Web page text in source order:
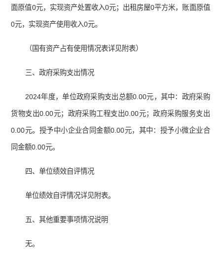
面原值0元，实现资产处置收入0元；出租房屋0平方米，账面原值
0元，实现资产使用收入0元。
（国有资产占有使用情况表详见附表）
三、政府采购支出情况
2024年度，单位政府采购支出总额0.00元，其中：政府采购
货物支出0.00元；政府采购工程支出0.00元；政府采购服务支出
0.00元。授予中小企业合同金额0.00元，其中：授予小微企业合
同金额0.00元。
四、单位绩效自评情况
单位绩效自评情况详见附表。
五、其他重要事项情况说明
无。